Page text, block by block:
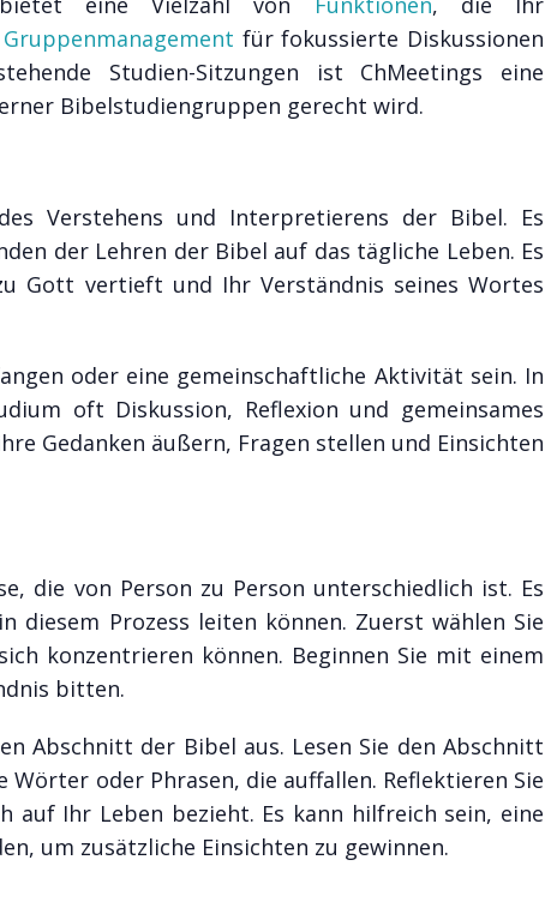
Gruppenmanagement für fokussierte Diskussionen
Studien-Sitzungen ist ChMeetings eine
Bibelstudiengruppen gerecht wird.
Verstehens und Interpretierens der Bibel. Es
der Lehren der Bibel auf das tägliche Leben. Es
Gott vertieft und Ihr Verständnis seines Wortes
oder eine gemeinschaftliche Aktivität sein. In
oft Diskussion, Reflexion und gemeinsames
Gedanken äußern, Fragen stellen und Einsichten
die von Person zu Person unterschiedlich ist. Es
diesem Prozess leiten können. Zuerst wählen Sie
konzentrieren können. Beginnen Sie mit einem
bitten.
Abschnitt der Bibel aus. Lesen Sie den Abschnitt
oder Phrasen, die auffallen. Reflektieren Sie
Ihr Leben bezieht. Es kann hilfreich sein, eine
um zusätzliche Einsichten zu gewinnen.